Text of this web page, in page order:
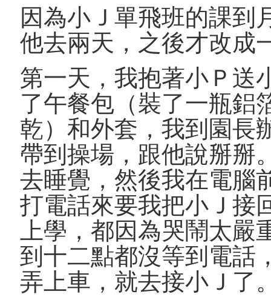
因為小Ｊ單飛班的課到
他去兩天，之後才改成
第一天，我抱著小Ｐ送
了午餐包（裝了一瓶鋁
乾）和外套，我到園長
帶到操場，跟他說掰掰
去睡覺，然後我在電腦
打電話來要我把小Ｊ接
上學，都因為哭鬧太嚴
到十二點都沒等到電話
弄上車，就去接小Ｊ了